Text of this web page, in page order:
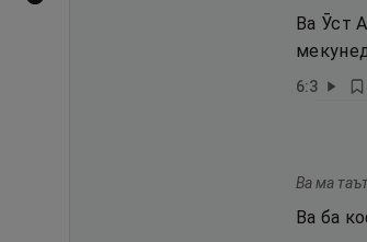
Ва Ӯст
6:3
Ва ма
Ва ба